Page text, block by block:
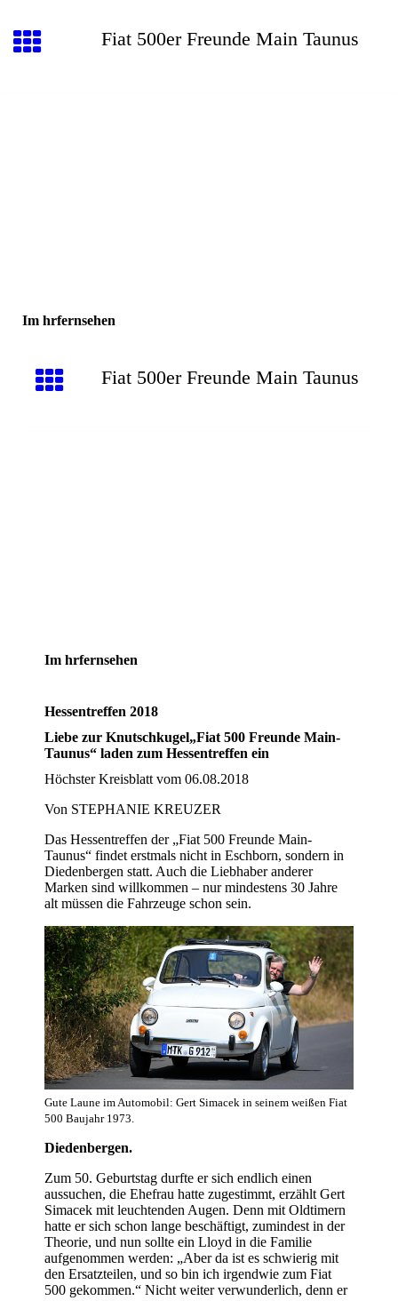
Fiat 500er Freunde Main Taunus
Im hrfernsehen
Fiat 500er Freunde Main Taunus
Im hrfernsehen
Hessentreffen 2018
Liebe zur Knutschkugel„Fiat 500 Freunde Main-
Taunus“ laden zum Hessentreffen ein
Höchster Kreisblatt vom 06.08.2018
Von STEPHANIE KREUZER
Das Hessentreffen der „Fiat 500 Freunde Main-
Taunus“ findet erstmals nicht in Eschborn, sondern in
Diedenbergen statt. Auch die Liebhaber anderer
Marken sind willkommen – nur mindestens 30 Jahre
alt müssen die Fahrzeuge schon sein.
Gute Laune im Automobil: Gert Simacek in seinem weißen Fiat
500 Baujahr 1973.
Diedenbergen.
Zum 50. Geburtstag durfte er sich endlich einen
aussuchen, die Ehefrau hatte zugestimmt, erzählt Gert
Simacek mit leuchtenden Augen. Denn mit Oldtimern
hatte er sich schon lange beschäftigt, zumindest in der
Theorie, und nun sollte ein Lloyd in die Familie
aufgenommen werden: „Aber da ist es schwierig mit
den Ersatzteilen, und so bin ich irgendwie zum Fiat
500 gekommen.“ Nicht weiter verwunderlich, denn er